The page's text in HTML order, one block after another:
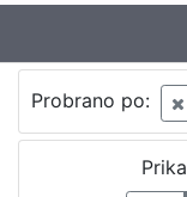
Probrano po: